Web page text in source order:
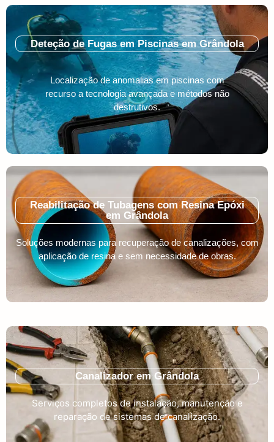
Deteção de Fugas em Piscinas em Grândola
Localização de anomalias em piscinas com
recurso a tecnologia avançada e métodos não
destrutivos.
Reabilitação de Tubagens com Resina Epóxi
em Grândola
Soluções modernas para recuperação de canalizações, com
aplicação de resina e sem necessidade de obras.
Canalizador em Grândola
Serviços completos de instalação, manutenção e
reparação de sistemas de canalização.